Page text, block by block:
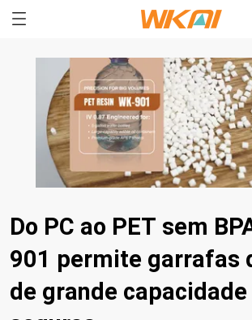
Do PC ao PET sem
901 permite garrafas
de grande